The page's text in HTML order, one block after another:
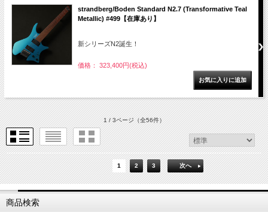
strandberg/Boden Standard N2.7 (Transformative Teal
Metallic) #499【在庫あり】
新シリーズN2誕生！
価格： 323,400円(税込)
1 / 3ページ（全56件）
1 2 3 次へ
商品検索